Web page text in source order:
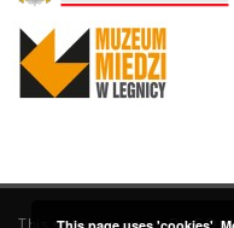
This service runs onDInGO